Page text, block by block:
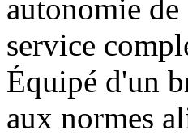
autonomie
service
Équipé d'un
aux normes